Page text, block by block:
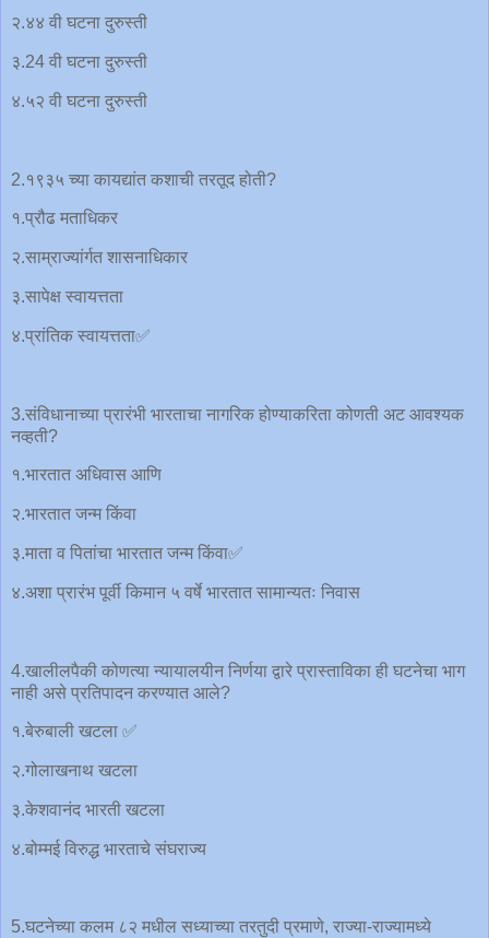
२.४४ वी घटना दुरुस्ती
३.24 वी घटना दुरुस्ती
४.५२ वी घटना दुरुस्ती
2.१९३५ च्या कायद्यांत कशाची तरतूद होती?
१.प्रौढ मताधिकर
२.साम्राज्यांर्गत शासनाधिकार
३.सापेक्ष स्वायत्तता
४.प्रांतिक स्वायत्तता✅
3.संविधानाच्या प्रारंभी भारताचा नागरिक होण्याकरिता कोणती अट आवश्यक
नव्हती?
१.भारतात अधिवास आणि
२.भारतात जन्म किंवा
३.माता व पितांचा भारतात जन्म किंवा✅
४.अशा प्रारंभ पूर्वी किमान ५ वर्षे भारतात सामान्यतः निवास
4.खालीलपैकी कोणत्या न्यायालयीन निर्णया द्वारे प्रास्ताविका ही घटनेचा भाग
नाही असे प्रतिपादन करण्यात आले?
१.बेरुबाली खटला ✅
२.गोलाखनाथ खटला
३.केशवानंद भारती खटला
४.बोम्मई विरुद्ध भारताचे संघराज्य
5.घटनेच्या कलम ८२ मधील सध्याच्या तरतुदी प्रमाणे, राज्या-राज्यामध्ये